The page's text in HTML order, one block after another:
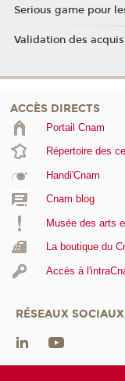
Serious game pour
Validation des
ACCÈS DIRECTS
Portail Cnam
Répertoire des
Handi'Cnam
Cnam blog
Musée des arts
La boutique du
Accès à
RÉSEAUX SOCIAUX